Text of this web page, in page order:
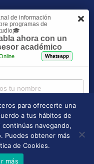
Política de Cookies
de anuncios
| 2026 | Todos los
para ofrecerte una
a tus hábitos de
continúas navegando,
Puedes obtener más
de Cookies.
más
de información
programas de
ahora con un
académico
Whatsapp
chat